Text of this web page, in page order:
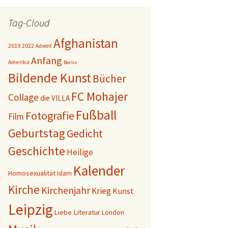
Tag-Cloud
2019 2022 Advent Afghanistan
Amerika Anfang Berlin
Bildende KunstBücher
Collage die VILLA FC Mohajer
Film Fotografie Fußball
GeburtstagGedicht
Geschichte Heilige
HomosexualitätIslam Kalender
Kirche KirchenjahrKrieg Kunst
Leipzig Liebe LiteraturLondon